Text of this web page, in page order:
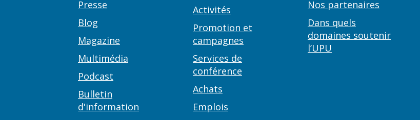
Presse
Blog
Magazine
Multimédia
Podcast
Bulletin
d'information
Activités
Promotion et
campagnes
Services de
conférence
Achats
Emplois
Nos partenaires
Dans quels
domaines soutenir
l’UPU